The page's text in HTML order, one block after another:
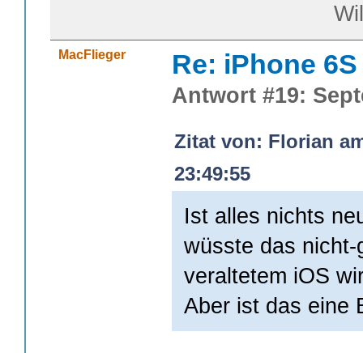
William
MacFlieger Re: iPhone
Antwort #19:
Zitat von: Florian
23:49:55
Ist alles nichts
wüsste das
veraltetem iOS
Aber ist das eine